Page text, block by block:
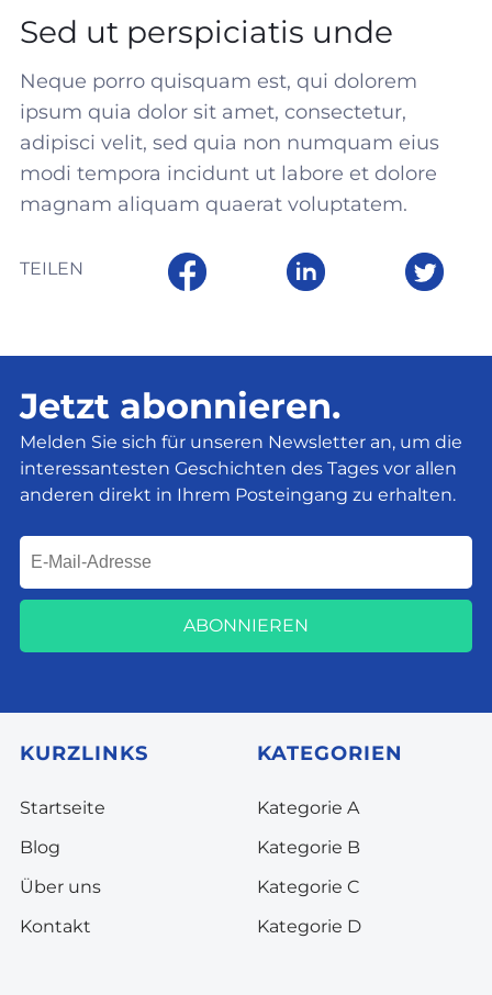
Sed ut perspiciatis unde
Neque porro quisquam est, qui dolorem
ipsum quia dolor sit amet, consectetur,
adipisci velit, sed quia non numquam eius
modi tempora incidunt ut labore et dolore
magnam aliquam quaerat voluptatem.
TEILEN
Jetzt abonnieren.
Melden Sie sich für unseren Newsletter an, um die
interessantesten Geschichten des Tages vor allen
anderen direkt in Ihrem Posteingang zu erhalten.
ABONNIEREN
KURZLINKS
Startseite
Blog
Über uns
Kontakt
KATEGORIEN
Kategorie A
Kategorie B
Kategorie C
Kategorie D